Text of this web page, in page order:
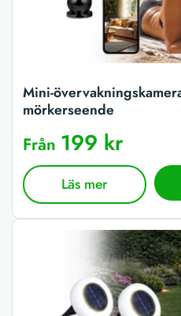
Mini-
mörkerseende
Från 199 kr
Läs mer